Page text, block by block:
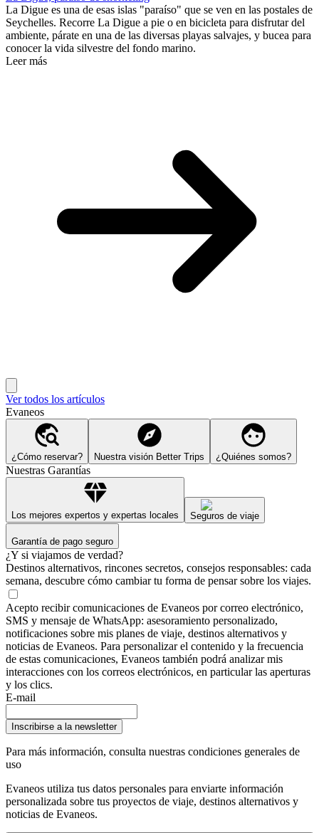
La Digue es una de esas islas "paraíso" que se ven en las postales de
Seychelles. Recorre La Digue a pie o en bicicleta para disfrutar del
ambiente, párate en una de las diversas playas salvajes, y bucea para
conocer la vida silvestre del fondo marino.
Leer más
Ver todos los artículos
Evaneos
¿Cómo reservar? Nuestra visión Better Trips ¿Quiénes somos?
Nuestras Garantías
Los mejores expertos y expertas locales Seguros de viaje
Garantía de pago seguro
¿Y si viajamos de verdad?
Destinos alternativos, rincones secretos, consejos responsables: cada
semana, descubre cómo cambiar tu forma de pensar sobre los viajes.
Acepto recibir comunicaciones de Evaneos por correo electrónico,
SMS y mensaje de WhatsApp: asesoramiento personalizado,
notificaciones sobre mis planes de viaje, destinos alternativos y
noticias de Evaneos. Para personalizar el contenido y la frecuencia
de estas comunicaciones, Evaneos también podrá analizar mis
interacciones con los correos electrónicos, en particular las aperturas
y los clics.
E-mail
Inscribirse a la newsletter
Para más información, consulta nuestras condiciones generales de
uso
Evaneos utiliza tus datos personales para enviarte información
personalizada sobre tus proyectos de viaje, destinos alternativos y
noticias de Evaneos.